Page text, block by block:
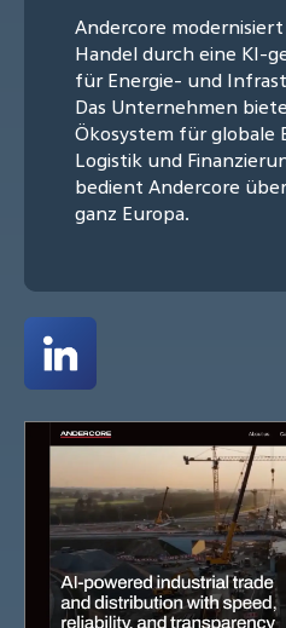
Andercore
Handel durch eine KI-
für Energie- und
Das Unternehmen
Ökosystem für globale
Logistik und
bedient Andercore
ganz Europa.